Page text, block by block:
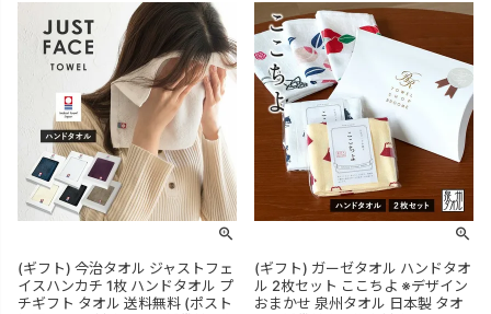
(ギフト) 今治タオル ジャストフェ
イスハンカチ 1枚 ハンドタオル プ
チギフト タオル 送料無料 (ポスト
(ギフト) ガーゼタオル ハンドタオ
ル 2枚セット ここちよ ※デザイン
おまかせ 泉州タオル 日本製 タオ